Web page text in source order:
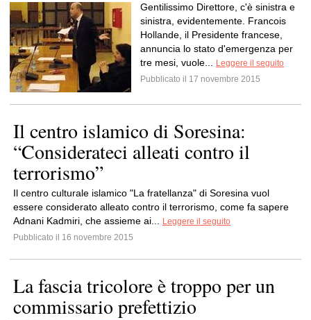
Gentilissimo Direttore, c'è sinistra e
sinistra, evidentemente. Francois
Hollande, il Presidente francese,
annuncia lo stato d'emergenza per
tre mesi, vuole...
Leggere il seguito
Pubblicato il 17 novembre 2015
Il centro islamico di Soresina:
“Considerateci alleati contro il
terrorismo”
Il centro culturale islamico "La fratellanza" di Soresina vuol
essere considerato alleato contro il terrorismo, come fa sapere
Adnani Kadmiri, che assieme ai...
Leggere il seguito
Pubblicato il 16 novembre 2015
La fascia tricolore è troppo per un
commissario prefettizio